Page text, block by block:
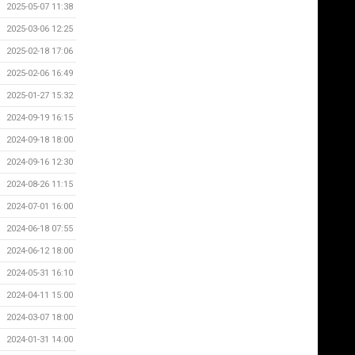
2025-05-07 11:38
2025-03-06 12:25
2025-02-18 17:06
2025-02-06 16:49
2025-01-27 15:32
2024-09-19 16:15
2024-09-18 18:00
2024-09-16 12:30
2024-08-26 11:15
2024-07-01 16:00
2024-06-18 07:55
2024-06-12 18:00
2024-05-31 16:10
2024-04-11 15:00
2024-03-07 18:00
2024-01-31 14:00